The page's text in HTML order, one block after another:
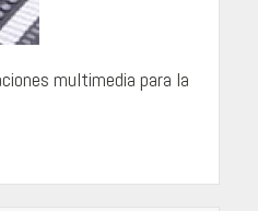
multimedia para la